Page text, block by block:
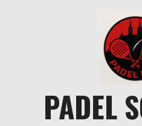
PADEL